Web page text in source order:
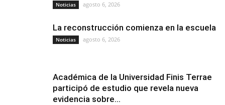
Noticias agosto 6, 2026
La reconstrucción comienza en la escuela
Noticias agosto 6, 2026
Académica de la Universidad Finis Terrae
participó de estudio que revela nueva
evidencia sobre...